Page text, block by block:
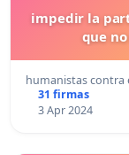
impedir la
que
humanistas contra
31 firmas
3 Apr 2024